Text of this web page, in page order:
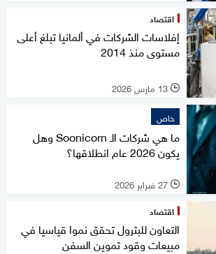
اقتصاد
إفلاسات الشركات في ألمانيا تبلغ أعلى
مستوى منذ 2014
l 13 مارس 2026
خاص
ما هي شركات الـ Soonicorn وهل
يكون 2026 عام انطلاقها؟
l 27 فبراير 2026
اقتصاد
التعاون للبترول تحقق نموا قياسيا في
مبيعات وقود تموين السفن